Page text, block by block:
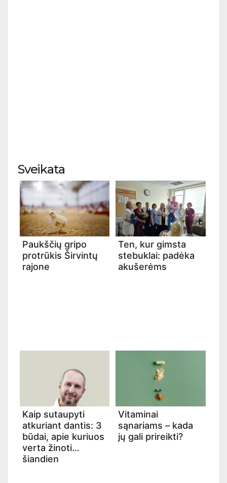
Sveikata
Paukščių gripo
protrūkis Širvintų
rajone
Ten, kur gimsta
stebuklai: padėka
akušerėms
Kaip sutaupyti
atkuriant dantis: 3
būdai, apie kuriuos
verta žinoti
šiandien
Vitaminai
sąnariams – kada
jų gali prireikti?